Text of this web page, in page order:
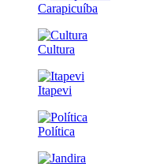
Carapicuíba
Cultura
Itapevi
Política